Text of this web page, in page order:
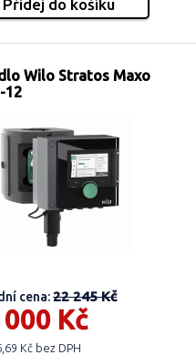
Wilo Stratos Maxo
12
cena:22 245 Kč
Kč
Kč bez DPH